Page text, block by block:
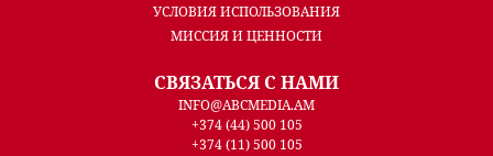
УСЛОВИЯ ИСПОЛЬЗОВАНИЯ
МИССИЯ И ЦЕННОСТИ
СВЯЗАТЬСЯ С НАМИ
INFO@ABCMEDIA.AM
+374 (44) 500 105
+374 (11) 500 105